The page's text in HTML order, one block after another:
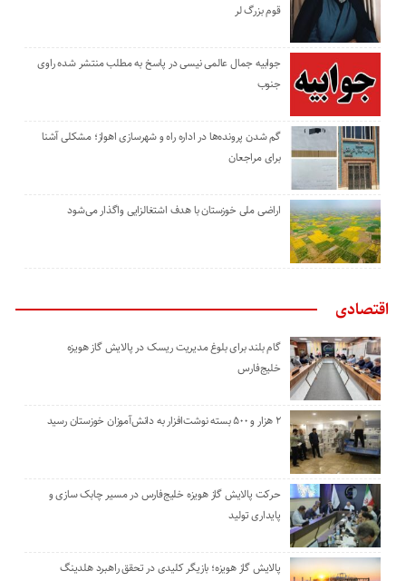
قوم بزرگ لر
جوابیه جمال عالمی نیسی در پاسخ به مطلب منتشر شده راوی
جنوب
گم شدن پرونده‌ها در اداره راه و شهرسازی اهواز؛ مشکلی آشنا
برای مراجعان
اراضی ملی خوزستان با هدف اشتغالزایی واگذار می‌شود
اقتصادی
گام بلند برای بلوغ مدیریت ریسک در پالایش گاز هویزه
خلیج‌فارس
۲ هزار و ۵۰۰ بسته نوشت‌افزار به دانش‌آموزان خوزستان رسید
حرکت پالایش گاز هویزه خلیج‌فارس در مسیر چابک سازی و
پایداری تولید
پالایش گاز هویزه؛ بازیگر کلیدی در تحقق راهبرد هلدینگ